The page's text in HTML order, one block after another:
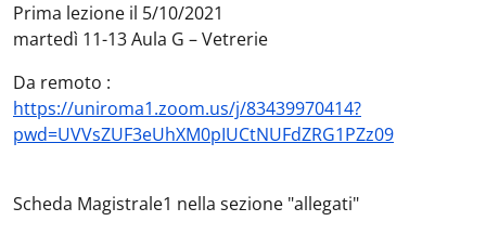
Prima lezione il 5/10/2021
martedì 11-13 Aula G – Vetrerie
Da remoto :
https://uniroma1.zoom.us/j/83439970414?
pwd=UVVsZUF3eUhXM0pIUCtNUFdZRG1PZz09
Scheda Magistrale1 nella sezione "allegati"